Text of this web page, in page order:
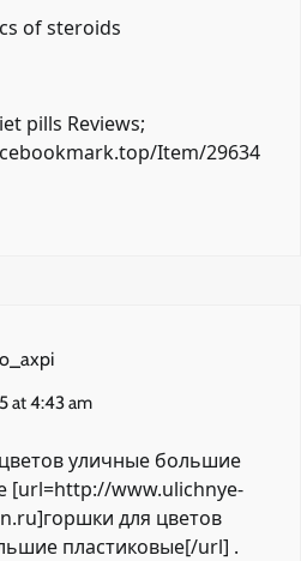
of steroids
pills Reviews;
Item/29634
at 4:43 am
уличные большие
[url=http://www.ulichnye-
для цветов
пластиковые[/url] .